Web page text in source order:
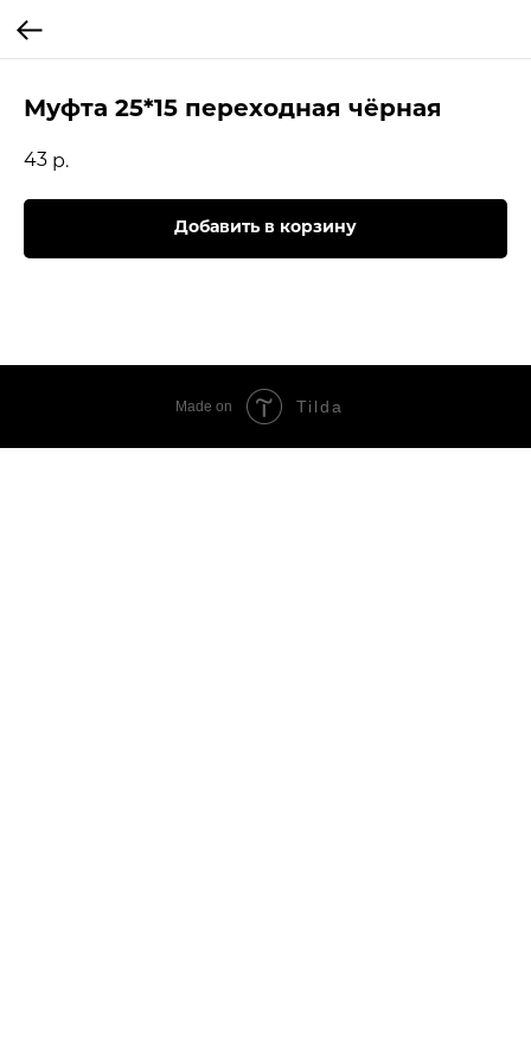
Муфта 25*15 переходная чёрная
43 р.
Добавить в корзину
Made on Tilda